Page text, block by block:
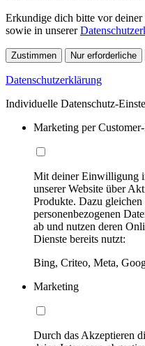
Erkundige dich bitte vor
sowie in unserer
Zustimmen Nur erforderliche
Datenschutzerklärung
Individuelle Datenschutz-
Marketing per
Mit deiner Einwilligung
unserer Website über
Produkte. Dazu
personenbezogenen
ab und nutzen deren
Dienste bereits nutzt:
Bing, Criteo, Meta,
Marketing
Durch das Akzeptieren